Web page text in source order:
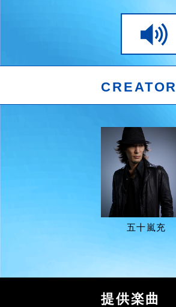
CREATOR
五十嵐充
提供楽曲